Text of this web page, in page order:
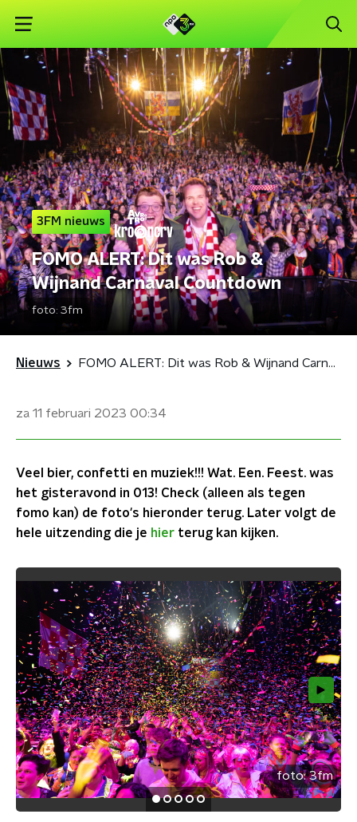
3FM nieuws
FOMO ALERT: Dit was Rob &
Wijnand Carnaval Countdown
foto: 3fm
Nieuws FOMO ALERT: Dit was Rob & Wijnand Carnaval Countdown
za 11 februari 2023 00:34
Veel bier, confetti en muziek!!! Wat. Een. Feest. was
het gisteravond in 013! Check (alleen als tegen
fomo kan) de foto's hieronder terug. Later volgt de
hele uitzending die je hier terug kan kijken.
foto:3fm